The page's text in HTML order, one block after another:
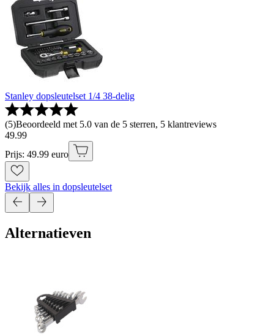
Stanley dopsleutelset 1/4 38-delig
(5)Beoordeeld met 5.0 van de 5 sterren, 5 klantreviews
49.99
Prijs: 49.99 euro
Bekijk alles in dopsleutelset
Alternatieven